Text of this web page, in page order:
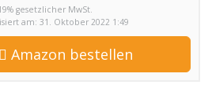
gesetzlicher MwSt.
am: 31. Oktober 2022 1:49
Amazon bestellen